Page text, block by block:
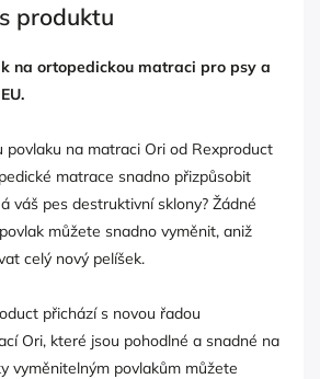
produktu
na ortopedickou matraci pro psy a
povlaku na matraci Ori od Rexproduct
matrace snadno přizpůsobit
váš pes destruktivní sklony? Žádné
můžete snadno vyměnit, aniž
celý nový pelíšek.
přichází s novou řadou
Ori, které jsou pohodlné a snadné na
vyměnitelným povlakům můžete